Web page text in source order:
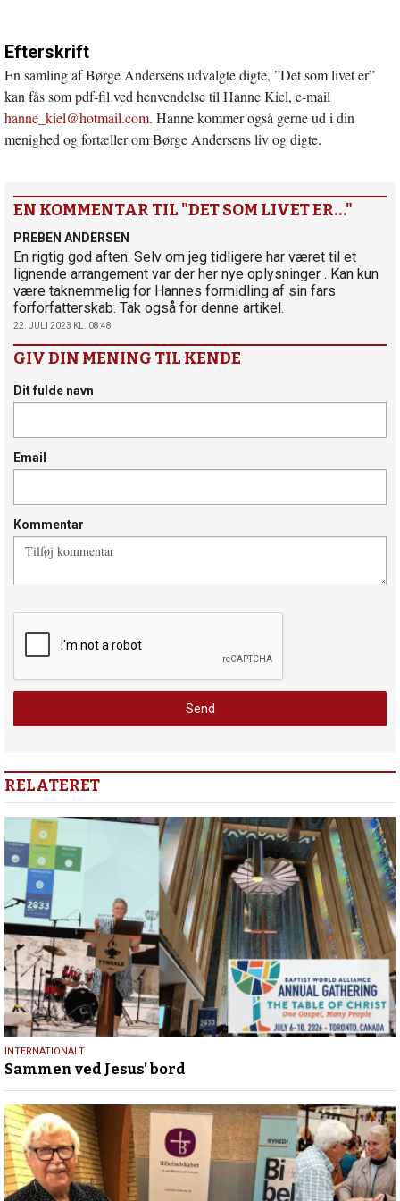
Efterskrift
En samling af Børge Andersens udvalgte digte, ”Det som livet er”
kan fås som pdf-fil ved henvendelse til Hanne Kiel, e-mail
hanne_kiel@hotmail.com. Hanne kommer også gerne ud i din
menighed og fortæller om Børge Andersens liv og digte.
EN KOMMENTAR TIL "DET SOM LIVET ER…"
PREBEN ANDERSEN
En rigtig god aften. Selv om jeg tidligere har været til et
lignende arrangement var der her nye oplysninger . Kan kun
være taknemmelig for Hannes formidling af sin fars
forforfatterskab. Tak også for denne artikel.
22. JULI 2023 KL. 08:48
GIV DIN MENING TIL KENDE
Dit fulde navn
Email
Kommentar
RELATERET
17.
juli
2026
INTERNATIONALT
Sammen ved Jesus’ bord